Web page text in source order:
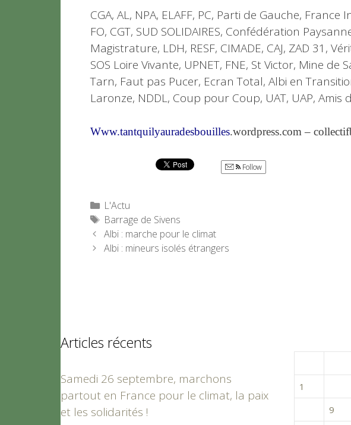
CGA, AL, NPA, ELAFF, PC, Parti de Gauche, France
FO, CGT, SUD SOLIDAIRES, Confédération
Magistrature, LDH, RESF, CIMADE, CAJ, ZAD 31,
SOS Loire Vivante, UPNET, FNE, St Victor, Mine de
Tarn, Faut pas Pucer, Ecran Total, Albi en
Laronze, NDDL, Coup pour Coup, UAT, UAP, Amis
Www.tantquilyauradesbouilles.wordpress.com –
Follow
Catégories
L'Actu
Étiquettes
Barrage de Sivens
Albi : marche pour le climat
Albi : mineurs isolés étrangers
Articles récents
Samedi 26 septembre, marchons
partout en France pour le climat, la paix
et les solidarités !
1
9